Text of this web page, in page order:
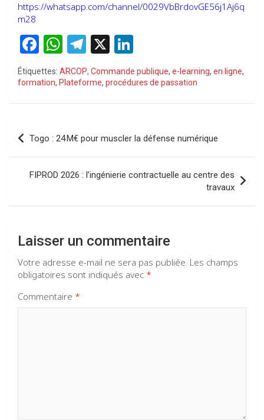
https://whatsapp.com/channel/0029VbBrdovGE56j1Aj6q
m28
F
a
ce
b
o
k
W
h
at
s
p
p
T
el
e
gr
m
X
ke
dI
Étiquettes: ARCOP, Commande publique, e-learning, en ligne,
formation, Plateforme, procédures de passation
Navigation
de
l’article
Togo : 24 M€ pour muscler la défense numérique
FIPROD 2026 : l’ingénierie contractuelle au centre des
travaux
Laisser un commentaire
Votre adresse e-mail ne sera pas publiée. Les champs
obligatoires sont indiqués avec *
Commentaire *